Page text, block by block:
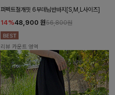
퍼펙트절개핏 6부데님반바지[S,M,L사이즈]
14%48,900 원56,800원
리뷰 카운트 영역